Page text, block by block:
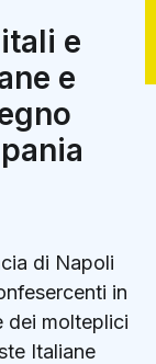
e
e
di Napoli
in
dei molteplici
Italiane